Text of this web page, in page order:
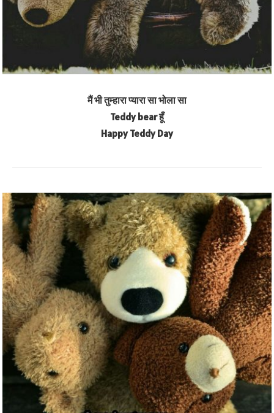
मैं भी तुम्हारा प्यारा सा भोला सा
Teddy bear हूँ
Happy Teddy Day